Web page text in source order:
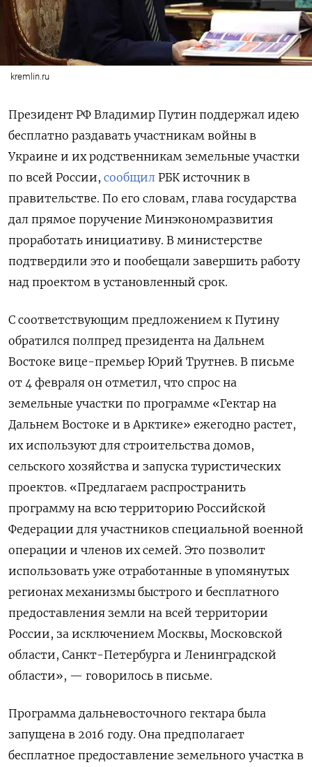
kremlin.ru
Президент РФ Владимир Путин поддержал идею
бесплатно раздавать участникам войны в
Украине и их родственникам земельные участки
по всей России, сообщил РБК источник в
правительстве. По его словам, глава государства
дал прямое поручение Минэкономразвития
проработать инициативу. В министерстве
подтвердили это и пообещали завершить работу
над проектом в установленный срок.
С соответствующим предложением к Путину
обратился полпред президента на Дальнем
Востоке вице-премьер Юрий Трутнев. В письме
от 4 февраля он отметил, что спрос на
земельные участки по программе «Гектар на
Дальнем Востоке и в Арктике» ежегодно растет,
их используют для строительства домов,
сельского хозяйства и запуска туристических
проектов. «Предлагаем распространить
программу на всю территорию Российской
Федерации для участников специальной военной
операции и членов их семей. Это позволит
использовать уже отработанные в упомянутых
регионах механизмы быстрого и бесплатного
предоставления земли на всей территории
России, за исключением Москвы, Московской
области, Санкт-Петербурга и Ленинградской
области», — говорилось в письме.
Программа дальневосточного гектара была
запущена в 2016 году. Она предполагает
бесплатное предоставление земельного участка в